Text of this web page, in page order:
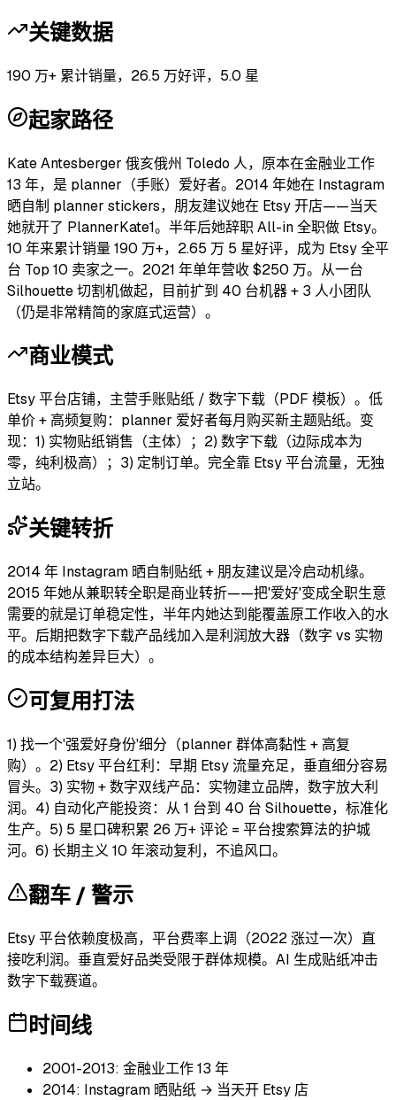
关键数据
190 万+ 累计销量，26.5 万好评，5.0 星
起家路径
Kate Antesberger 俄亥俄州 Toledo 人，原本在金融业工作
13 年，是 planner（手账）爱好者。2014 年她在 Instagram
晒自制 planner stickers，朋友建议她在 Etsy 开店——当天
她就开了 PlannerKate1。半年后她辞职 All-in 全职做 Etsy。
10 年来累计销量 190 万+，2.65 万 5 星好评，成为 Etsy 全平
台 Top 10 卖家之一。2021 年单年营收 $250 万。从一台
Silhouette 切割机做起，目前扩到 40 台机器 + 3 人小团队
（仍是非常精简的家庭式运营）。
商业模式
Etsy 平台店铺，主营手账贴纸 / 数字下载（PDF 模板）。低
单价 + 高频复购：planner 爱好者每月购买新主题贴纸。变
现：1) 实物贴纸销售（主体）；2) 数字下载（边际成本为
零，纯利极高）；3) 定制订单。完全靠 Etsy 平台流量，无独
立站。
关键转折
2014 年 Instagram 晒自制贴纸 + 朋友建议是冷启动机缘。
2015 年她从兼职转全职是商业转折——把'爱好'变成全职生意
需要的就是订单稳定性，半年内她达到能覆盖原工作收入的水
平。后期把数字下载产品线加入是利润放大器（数字 vs 实物
的成本结构差异巨大）。
可复用打法
1) 找一个'强爱好身份'细分（planner 群体高黏性 + 高复
购）。2) Etsy 平台红利：早期 Etsy 流量充足，垂直细分容易
冒头。3) 实物 + 数字双线产品：实物建立品牌，数字放大利
润。4) 自动化产能投资：从 1 台到 40 台 Silhouette，标准化
生产。5) 5 星口碑积累 26 万+ 评论 = 平台搜索算法的护城
河。6) 长期主义 10 年滚动复利，不追风口。
翻车 / 警示
Etsy 平台依赖度极高，平台费率上调（2022 涨过一次）直
接吃利润。垂直爱好品类受限于群体规模。AI 生成贴纸冲击
数字下载赛道。
时间线
2001-2013: 金融业工作 13 年
2014: Instagram 晒贴纸 → 当天开 Etsy 店